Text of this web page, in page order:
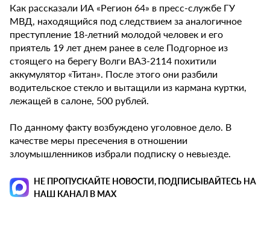
Как рассказали ИА «Регион 64» в пресс-службе ГУ
МВД, находящийся под следствием за аналогичное
преступление 18-летний молодой человек и его
приятель 19 лет днем ранее в селе Подгорное из
стоящего на берегу Волги ВАЗ-2114 похитили
аккумулятор «Титан». После этого они разбили
водительское стекло и вытащили из кармана куртки,
лежащей в салоне, 500 рублей.
По данному факту возбуждено уголовное дело. В
качестве меры пресечения в отношении
злоумышленников избрали подписку о невыезде.
НЕ ПРОПУСКАЙТЕ НОВОСТИ, ПОДПИСЫВАЙТЕСЬ НА
НАШ КАНАЛ В MAX